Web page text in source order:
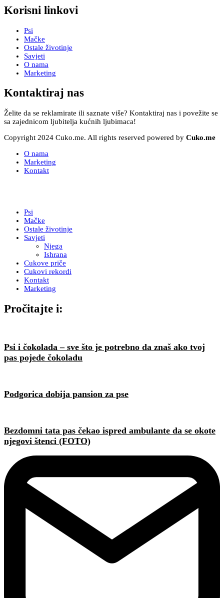
Korisni linkovi
Psi
Mačke
Ostale životinje
Savjeti
O nama
Marketing
Kontaktiraj nas
Želite da se reklamirate ili saznate više? Kontaktiraj nas i povežite se
sa zajednicom ljubitelja kućnih ljubimaca!
Copyright 2024 Cuko.me. All rights reserved powered by Cuko.me
O nama
Marketing
Kontakt
Psi
Mačke
Ostale životinje
Savjeti
Njega
Ishrana
Cukove priče
Cukovi rekordi
Kontakt
Marketing
Pročitajte i:
Psi i čokolada – sve što je potrebno da znaš ako tvoj
pas pojede čokoladu
Podgorica dobija pansion za pse
Bezdomni tata pas čekao ispred ambulante da se okote
njegovi štenci (FOTO)